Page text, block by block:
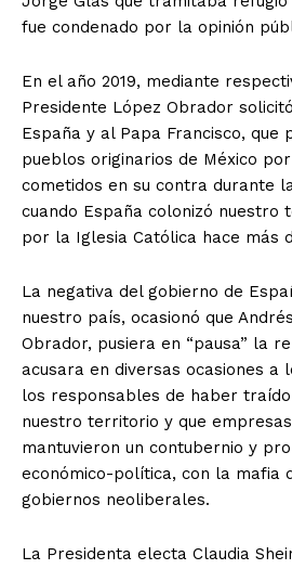
fue condenado por la opinión
En el año 2019, mediante
Presidente López Obrador
España y al Papa Francisco, que
pueblos originarios de México
cometidos en su contra durante
cuando España colonizó nuestro
por la Iglesia Católica hace más
La negativa del gobierno de
nuestro país, ocasionó que
Obrador, pusiera en “pausa” la
acusara en diversas ocasiones a
los responsables de haber
nuestro territorio y que
mantuvieron un contubernio y
económico-política, con la mafia
gobiernos neoliberales.
La Presidenta electa Claudia